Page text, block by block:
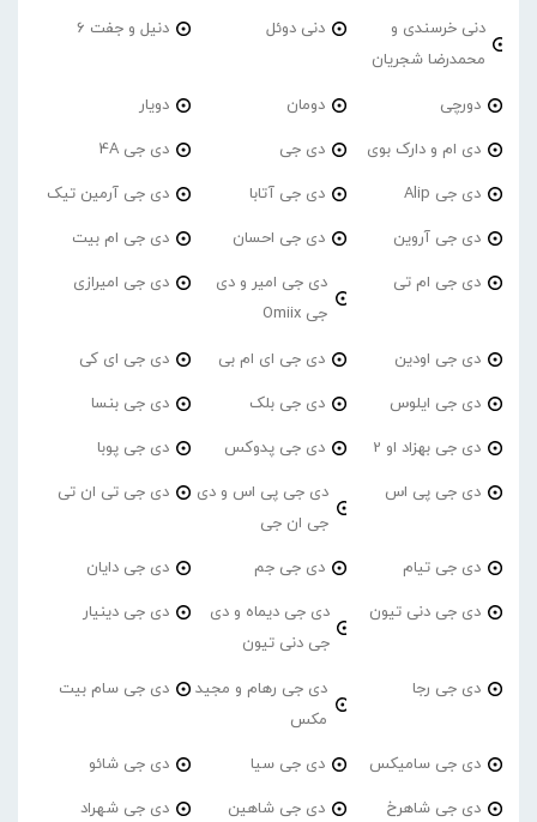
دنی خرسندی و
محمدرضا شجریان
دنی دوئل دنیل و جفت 6
دورچی دومان دویار
دی ام و دارک بوی دی جی دی جی 4A
دی جی Alip دی جی آتابا دی جی آرمین تیک
دی جی آروین دی جی احسان دی جی ام بیت
دی جی ام تی
دی جی امیر و دی
جی Omiix
دی جی امیرازی
دی جی اودین دی جی ای ام بی دی جی ای کی
دی جی ایلوس دی جی بلک دی جی بنسا
دی جی بهزاد او 2 دی جی پدوکس دی جی پوبا
دی جی پی اس
دی جی پی اس و دی
جی ان جی
دی جی تی ان تی
دی جی تیام دی جی جم دی جی دایان
دی جی دنی تیون
دی جی دیماه و دی
جی دنی تیون
دی جی دینیار
دی جی رجا
دی جی رهام و مجید
مکس
دی جی سام بیت
دی جی سامیکس دی جی سیا دی جی شائو
دی جی شاهرخ دی جی شاهین دی جی شهراد